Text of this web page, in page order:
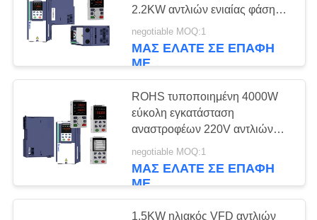
ΖΗΤΉΣΤΕ
ΈΝΑ
ΑΠΌΣΠΑΣΜΑ
ΧΆΡΤΗΣ
ΙΣΤΌΤΟΠΟΥ
ΠΟΛΙΤΙΚΉ
ΜΥΣΤΙΚΌΤΗΤΑΣ
2.2KW αντλιών ενιαίας φάσης
ηλιακή
negotiable MOQ:1
ΜΑΣ ΕΛΆΤΕ ΣΕ ΕΠΑΦΉ
ΜΕ
ROHS τυποποιημένη 4000W
εύκολη εγκατάσταση
αναστροφέων 220V αντλιών
ενιαίας φάσης ηλιακή
negotiable MOQ:1
ΜΑΣ ΕΛΆΤΕ ΣΕ ΕΠΑΦΉ
ΜΕ
1.5KW ηλιακός VFD αντλιών